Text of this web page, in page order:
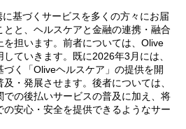
基づくサービスを多くの方々にお届
と、ヘルスケアと金融の連携・融合
を担います。前者については、Olive
ていきます。既に2026年3月には、
く「Oliveヘルスケア」の提供を開
・発展させます。後者については、
での後払いサービスの普及に加え、将
安心・安全を提供できるようなサー